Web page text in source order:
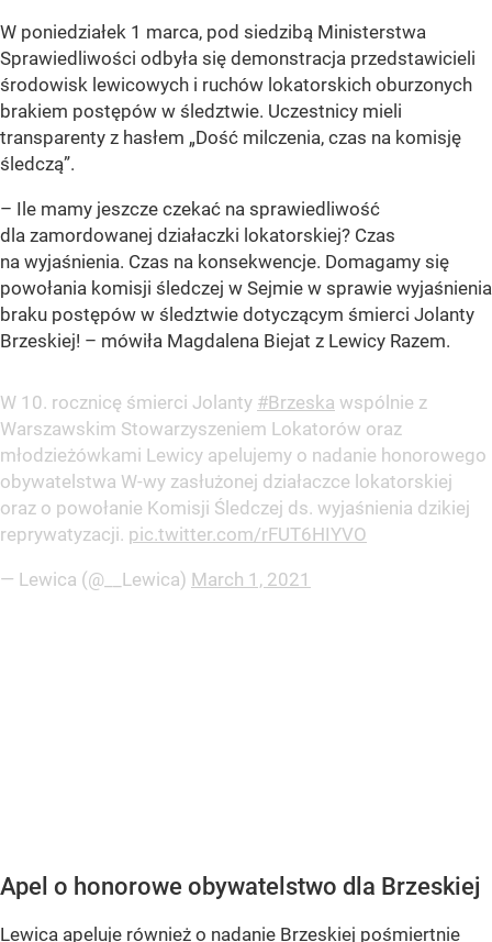
W poniedziałek 1 marca, pod siedzibą Ministerstwa
Sprawiedliwości odbyła się demonstracja przedstawicieli
środowisk lewicowych i ruchów lokatorskich oburzonych
brakiem postępów w śledztwie. Uczestnicy mieli
transparenty z hasłem „Dość milczenia, czas na komisję
śledczą”.
– Ile mamy jeszcze czekać na sprawiedliwość
dla zamordowanej działaczki lokatorskiej? Czas
na wyjaśnienia. Czas na konsekwencje. Domagamy się
powołania komisji śledczej w Sejmie w sprawie wyjaśnienia
braku postępów w śledztwie dotyczącym śmierci Jolanty
Brzeskiej! – mówiła Magdalena Biejat z Lewicy Razem.
W 10. rocznicę śmierci Jolanty #Brzeska wspólnie z
Warszawskim Stowarzyszeniem Lokatorów oraz
młodzieżówkami Lewicy apelujemy o nadanie honorowego
obywatelstwa W-wy zasłużonej działaczce lokatorskiej
oraz o powołanie Komisji Śledczej ds. wyjaśnienia dzikiej
reprywatyzacji. pic.twitter.com/rFUT6HIYVO
— Lewica (@__Lewica) March 1, 2021
Apel o honorowe obywatelstwo dla Brzeskiej
Lewica apeluje również o nadanie Brzeskiej pośmiertnie